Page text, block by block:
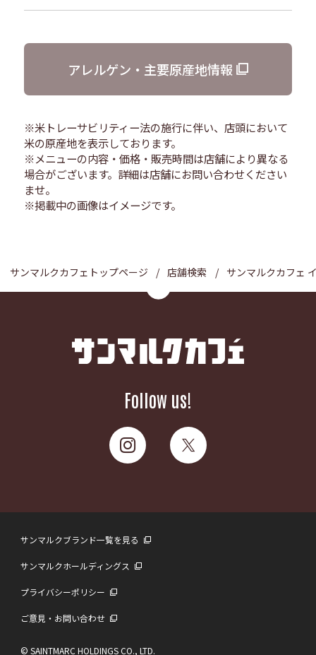
アレルゲン・主要原産地情報
※米トレーサビリティー法の施行に伴い、店頭において
米の原産地を表示しております。
※メニューの内容・価格・販売時間は店舗により異なる
場合がございます。詳細は店舗にお問い合わせください
ませ。
※掲載中の画像はイメージです。
サンマルクカフェトップページ 店舗検索 サンマルクカフェ
Follow us!
サンマルクブランド一覧を見る
サンマルクホールディングス
プライバシーポリシー
ご意見・お問い合わせ
© SAINTMARC HOLDINGS CO., LTD.